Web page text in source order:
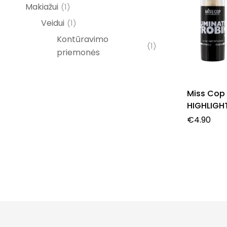
Makiažui (1)
Veidui (1)
Kontūravimo
priemonės
(1)
Miss Cop
€4.90